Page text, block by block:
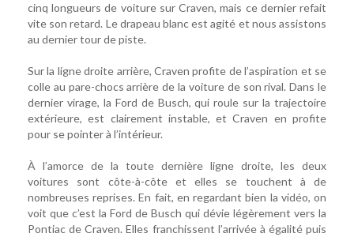
cinq longueurs de voiture sur Craven, mais ce dernier refait
vite son retard. Le drapeau blanc est agité et nous assistons
au dernier tour de piste.
Sur la ligne droite arrière, Craven profite de l’aspiration et se
colle au pare-chocs arrière de la voiture de son rival. Dans le
dernier virage, la Ford de Busch, qui roule sur la trajectoire
extérieure, est clairement instable, et Craven en profite
pour se pointer à l’intérieur.
À l’amorce de la toute dernière ligne droite, les deux
voitures sont côte-à-côte et elles se touchent à de
nombreuses reprises. En fait, en regardant bien la vidéo, on
voit que c’est la Ford de Busch qui dévie légèrement vers la
Pontiac de Craven. Elles franchissent l’arrivée à égalité puis